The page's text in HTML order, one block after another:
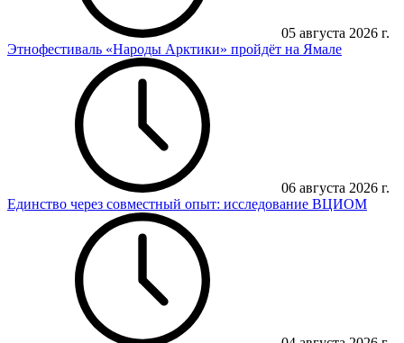
05 августа 2026 г.
Этнофестиваль «Народы Арктики» пройдёт на Ямале
06 августа 2026 г.
Единство через совместный опыт: исследование ВЦИОМ